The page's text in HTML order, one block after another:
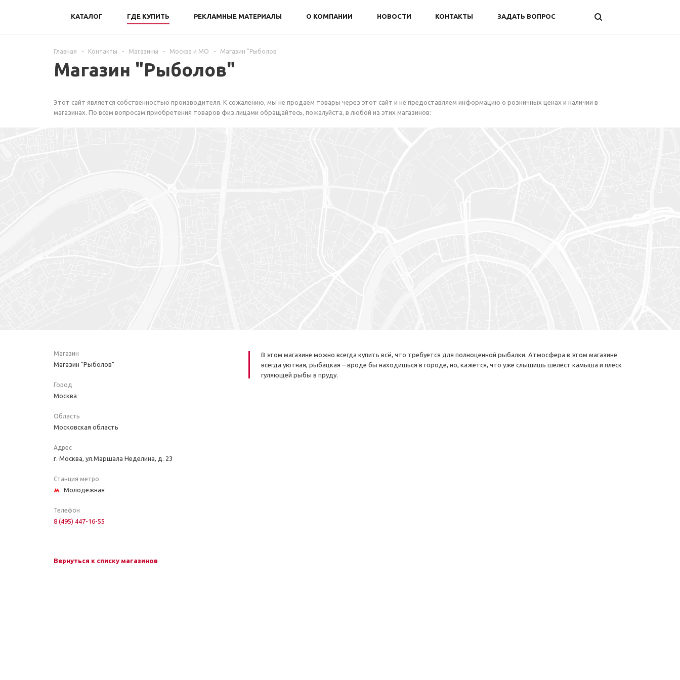
КАТАЛОГ ГДЕ КУПИТЬ РЕКЛАМНЫЕ МАТЕРИАЛЫ О КОМПАНИИ НОВОСТИ КОНТАКТЫ ЗАДАТЬ ВОПРОС
Главная - Контакты - Магазины - Москва и МО - Магазин "Рыболов"
Магазин "Рыболов"
Этот сайт является собственностью производителя. К сожалению, мы не продаем товары через этот сайт и не предоставляем информацию о розничных ценах и наличии в
магазинах. По всем вопросам приобретения товаров физ.лицами обращайтесь, пожалуйста, в любой из этих магазинов:
Магазин
Магазин "Рыболов"
Город
Москва
Область
Московская область
Адрес
г. Москва, ул.Маршала Неделина, д. 23
Станция метро
Молодежная
Телефон
8 (495) 447-16-55
В этом магазине можно всегда купить всё, что требуется для полноценной рыбалки. Атмосфера в этом магазине
всегда уютная, рыбацкая – вроде бы находишься в городе, но, кажется, что уже слышишь шелест камыша и плеск
гуляющей рыбы в пруду.
Вернуться к списку магазинов